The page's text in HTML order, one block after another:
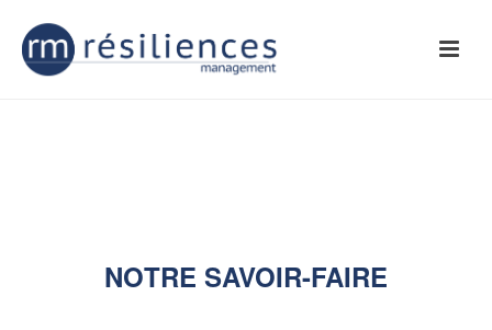
NOTRE SAVOIR-FAIRE